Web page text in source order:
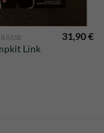
Link
31,90€